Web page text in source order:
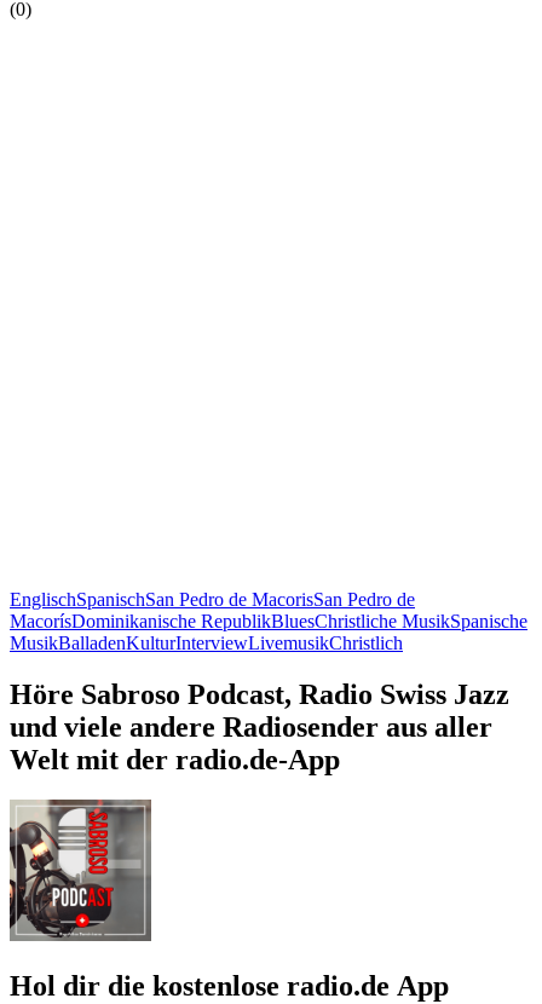
(0)
EnglischSpanischSan Pedro de MacorisSan Pedro de
MacorísDominikanische RepublikBluesChristliche MusikSpanische
MusikBalladenKulturInterviewLivemusikChristlich
Höre Sabroso Podcast, Radio Swiss Jazz
und viele andere Radiosender aus aller
Welt mit der radio.de-App
Hol dir die kostenlose radio.de App